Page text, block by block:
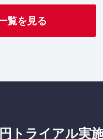
覧を見る
トライアル実施